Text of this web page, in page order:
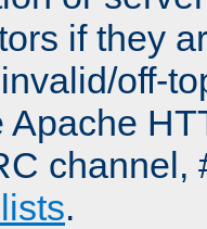
if they
off-
Apache
channel,
.